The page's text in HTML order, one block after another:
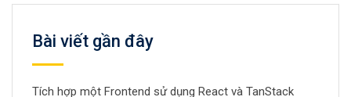
Bài viết gần đây
Tích hợp một Frontend sử dụng React và TanStack